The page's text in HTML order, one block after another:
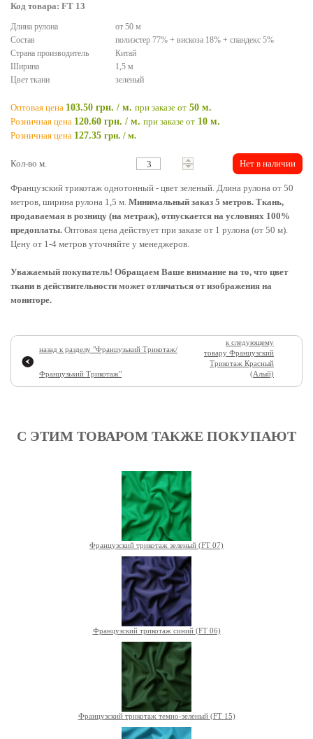
Код товара: FT 13
Длина рулона
от 50 м
Состав
полиэстер 77% + вискоза 18% + спандекс 5%
Страна производитель
Китай
Ширина
1,5 м
Цвет ткани
зеленый
Оптовая цена 103.50 грн. / м. при заказе от 50 м.
Розничная цена 120.60 грн. / м. при заказе от 10 м.
Розничная цена 127.35 грн. / м.
Кол-во м. Нет в наличии
Французский трикотаж однотонный - цвет зеленый. Длина рулона от 50
метров, ширина рулона 1,5 м. Минимальный заказ 5 метров. Ткань,
продаваемая в розницу (на метраж), отпускается на условиях 100%
предоплаты. Оптовая цена действует при заказе от 1 рулона (от 50 м).
Цену от 1-4 метров уточняйте у менеджеров.
Уважаемый покупатель! Обращаем Ваше внимание на то, что цвет
ткани в действительности может отличаться от изображения на
мониторе.
назад к разделу "Французький Трикотаж/
Французький Трикотаж"
к следующему
товару Французский
Трикотаж Красный
(алый)
С ЭТИМ ТОВАРОМ ТАКЖЕ ПОКУПАЮТ
Французский трикотаж зеленый (FT 07)
Французский трикотаж синий (FT 06)
Французский трикотаж темно-зеленый (FT 15)